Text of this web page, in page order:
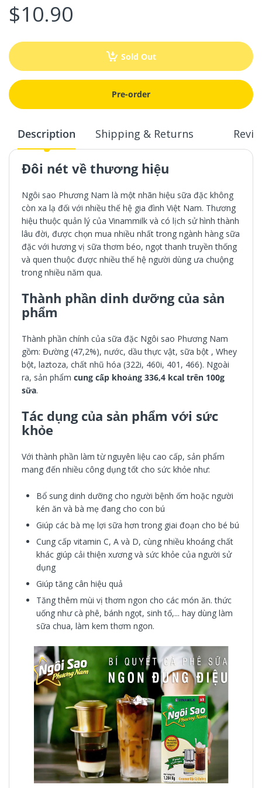
$10.90
Sold Out
Pre-order
Description Shipping & Returns
Đôi nét về thương hiệu
Ngôi sao Phương Nam là một nhãn hiệu sữa đặc không
còn xa lạ đối với nhiều thế hệ gia đình Việt Nam. Thương
hiệu thuộc quản lý của Vinammilk và có lịch sử hình thành
lâu đời, được chọn mua nhiều nhất trong ngành hàng sữa
đặc với hương vị sữa thơm béo, ngọt thanh truyền thống
và quen thuộc được nhiều thế hệ người dùng ưa chuộng
trong nhiều năm qua.
Thành phần dinh dưỡng của sản
phẩm
Thành phần chính của sữa đặc Ngôi sao Phương Nam
gồm: Đường (47,2%), nước, dầu thực vật, sữa bột , Whey
bột, laztoza, chất nhũ hóa (322i, 460i, 401, 466). Ngoài
ra, sản phẩm cung cấp khoảng 336,4 kcal trên 100g
sữa.
Tác dụng của sản phẩm với sức
khỏe
Với thành phần làm từ nguyên liệu cao cấp, sản phẩm
mang đến nhiều công dụng tốt cho sức khỏe như:
Bổ sung dinh dưỡng cho người bệnh ốm hoặc người
kén ăn và bà mẹ đang cho con bú
Giúp các bà mẹ lợi sữa hơn trong giai đoạn cho bé bú
Cung cấp vitamin C, A và D, cùng nhiều khoáng chất
khác giúp cải thiện xương và sức khỏe của người sử
dụng
Giúp tăng cân hiệu quả
Tăng thêm mùi vị thơm ngon cho các món ăn. thức
uống như cà phê, bánh ngọt, sinh tố,... hay dùng làm
sữa chua, làm kem thơm ngon.